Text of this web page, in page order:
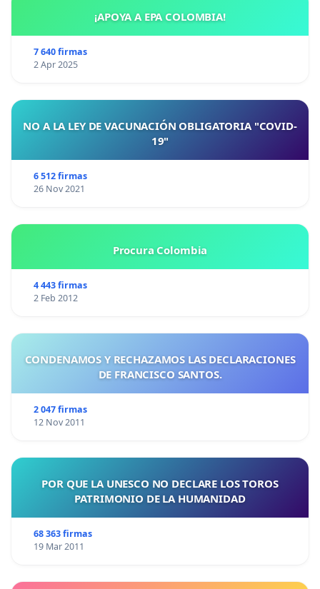
¡APOYA A EPA COLOMBIA!
7 640 firmas
2 Apr 2025
NO A LA LEY DE VACUNACIÓN OBLIGATORIA "COVID-
19"
6 512 firmas
26 Nov 2021
Procura Colombia
4 443 firmas
2 Feb 2012
CONDENAMOS Y RECHAZAMOS LAS DECLARACIONES
DE FRANCISCO SANTOS.
2 047 firmas
12 Nov 2011
POR QUE LA UNESCO NO DECLARE LOS TOROS
PATRIMONIO DE LA HUMANIDAD
68 363 firmas
19 Mar 2011